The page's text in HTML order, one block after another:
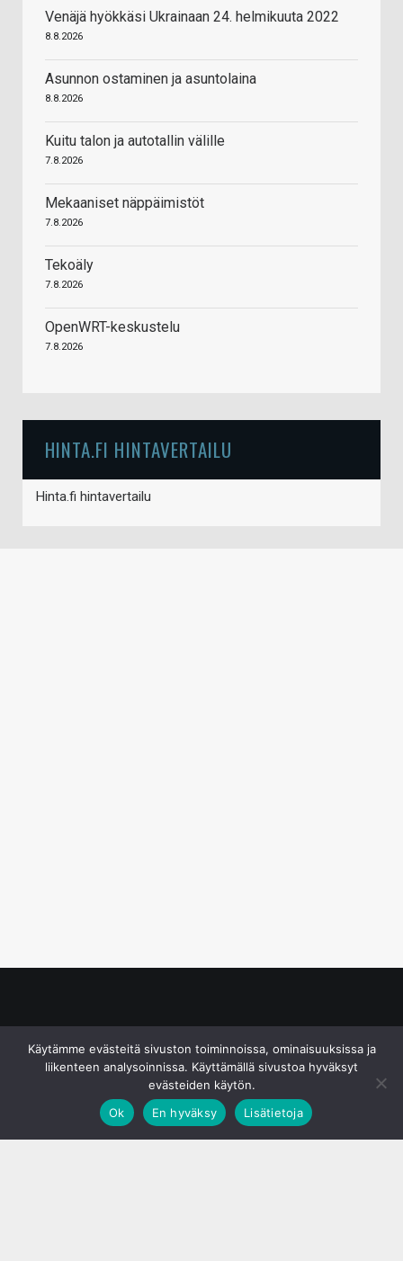
Venäjä hyökkäsi Ukrainaan 24. helmikuuta 2022
8.8.2026
Asunnon ostaminen ja asuntolaina
8.8.2026
Kuitu talon ja autotallin välille
7.8.2026
Mekaaniset näppäimistöt
7.8.2026
Tekoäly
7.8.2026
OpenWRT-keskustelu
7.8.2026
HINTA.FI HINTAVERTAILU
Hinta.fi hintavertailu
Käytämme evästeitä sivuston toiminnoissa, ominaisuuksissa ja
liikenteen analysoinnissa. Käyttämällä sivustoa hyväksyt
evästeiden käytön.
Ok
En hyväksy Lisätietoja